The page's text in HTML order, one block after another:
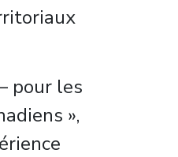
pour les
»,